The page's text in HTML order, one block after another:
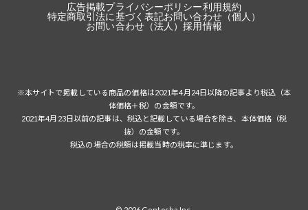
広告掲載プライバシーポリシー利用規約
特定商取引法に基づく表記お問い合わせ（個人）
お問い合わせ（法人）採用情報
※本サイトで掲載している商品の価格は2021年4月24日以降の記事より税込（本
体価格＋税）の金額です。
2021年4月23日以前の記事は、税込と記載している場合を除き、本体価格（税
抜）の金額です。
税込の場合の税額は掲載当時の税率に準じます。